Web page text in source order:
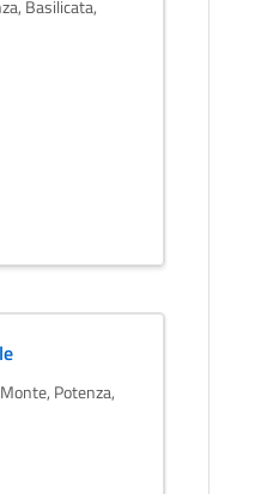
Basilicata,
Potenza,